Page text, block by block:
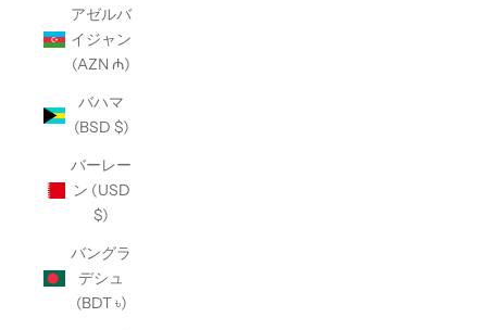
アゼルバ
イジャン
(AZN ₼)
バハマ
(BSD $)
バーレー
ン (USD
$)
バングラ
デシュ
(BDT ৳)